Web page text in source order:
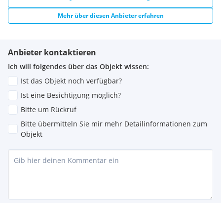
Mehr über diesen Anbieter erfahren
Anbieter kontaktieren
Ich will folgendes über das Objekt wissen:
Ist das Objekt noch verfügbar?
Ist eine Besichtigung möglich?
Bitte um Rückruf
Bitte übermitteln Sie mir mehr Detailinformationen zum
Objekt